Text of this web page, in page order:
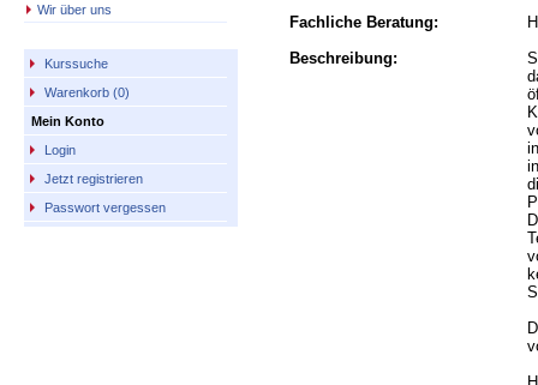
Wir über uns
Kurssuche
Warenkorb (0)
Mein Konto
Login
Jetzt registrieren
Passwort vergessen
Fachliche Beratung:
Beschreibung: